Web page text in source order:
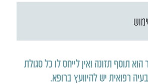
תוסף תזונה ואין לייחס לו כל סגולת
רפואית יש להיוועץ ברופא.